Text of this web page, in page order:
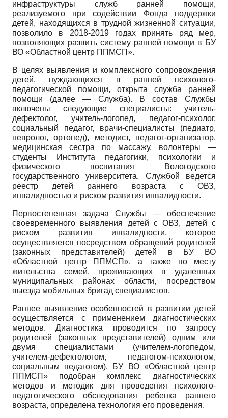
инфраструктуры служб ранней помощи,
реализуемого при содействии Фонда поддержки
детей, находящихся в трудной жизненной ситуации,
позволило в 2018-2019 годах принять ряд мер,
позволяющих развить систему ранней помощи в БУ
ВО «Областной центр ППМСП».
В целях выявления и комплексного сопровождения
детей, нуждающихся в ранней психолого-
педагогической помощи, открыта служба ранней
помощи (далее — Служба). В состав Службы
включены следующие специалисты: учитель-
дефектолог, учитель-логопед, педагог-психолог,
социальный педагог, врачи-специалисты (педиатр,
невролог, ортопед), методист, педагог-организатор,
медицинская сестра по массажу, волонтеры —
студенты Института педагогики, психологии и
физического воспитания Вологодского
государственного университета. Службой ведется
реестр детей раннего возраста с ОВЗ,
инвалидностью и риском развития инвалидности.
Первостепенная задача Службы — обеспечение
своевременного выявления детей с ОВЗ, детей с
риском развития инвалидности, которое
осуществляется посредством обращений родителей
(законных представителей) детей в БУ ВО
«Областной центр ППМСП», а также по месту
жительства семей, проживающих в удаленных
муниципальных районах области, посредством
выезда мобильных бригад специалистов.
Раннее выявление особенностей в развитии детей
осуществляется с применением диагностических
методов. Диагностика проводится по запросу
родителей (законных представителей) одним или
двумя специалистами (учителем-логопедом,
учителем-дефектологом, педагогом-психологом,
социальным педагогом). БУ ВО «Областной центр
ППМСП» подобран комплекс диагностических
методов и методик для проведения психолого-
педагогического обследования ребенка раннего
возраста, определена технология его проведения.